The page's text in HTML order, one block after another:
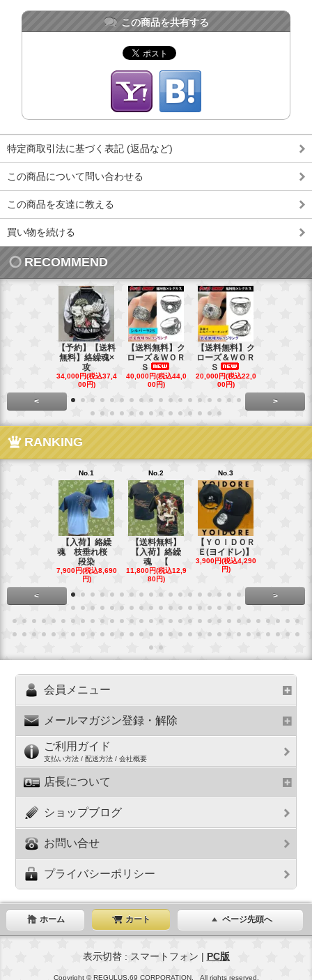
この商品を共有する
特定商取引法に基づく表記 (返品など)
この商品について問い合わせる
この商品を友達に教える
買い物を続ける
RECOMMEND
【予約】【送料
無料】絡繰魂×
攻
34,000円(税込37,4
00円)
【送料無料】ク
ローズ＆ＷＯＲ
Ｓ
40,000円(税込44,0
00円)
【送料無料】ク
ローズ＆ＷＯＲ
Ｓ
20,000円(税込22,0
00円)
< >
RANKING
No.1
【入荷】絡繰
魂 枝垂れ桜
段染
7,900円(税込8,690
円)
No.2
【送料無料】
【入荷】絡繰
魂 【
11,800円(税込12,9
80円)
No.3
【ＹＯＩＤＯＲ
Ｅ(ヨイドレ)】
3,900円(税込4,290
円)
< >
会員メニュー
メールマガジン登録・解除
ご利用ガイド
支払い方法 / 配送方法 / 会社概要
店長について
ショップブログ
お問い合せ
プライバシーポリシー
ホーム カート ページ先頭へ
表示切替 : スマートフォン | PC版
Copyright © REGULUS.69 CORPORATION. All rights reserved.